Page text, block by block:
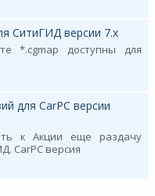
СитиГИД версии 7.х
*.cgmap доступны для
для CarPC версии
к Акции еще раздачу
CarPC версия